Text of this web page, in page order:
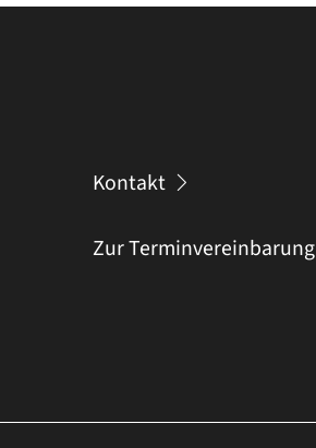
Kontakt
Zur Terminvereinbarung